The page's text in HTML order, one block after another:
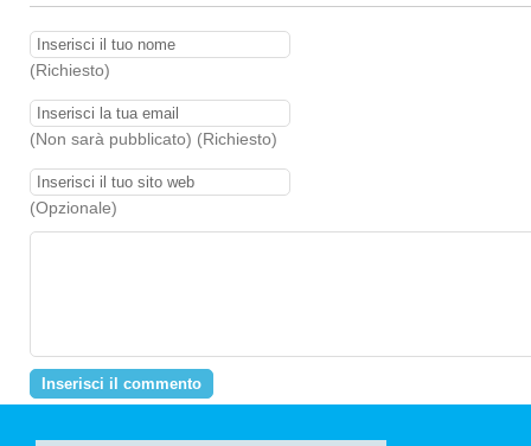
(Richiesto)
(Non sarà pubblicato) (Richiesto)
(Opzionale)